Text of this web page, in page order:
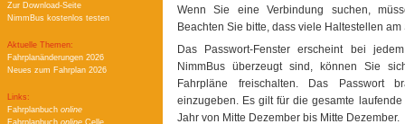
Zur Download-Seite
NimmBus kostenlos testen
Aktuelle Themen:
Fahrplanänderungen 2026
Neues zum Fahrplan 2026
Links:
Fahrplanbuch online
Fahrplanbuch online Celle
Wenn Sie eine Verbindung suchen,
Beachten Sie bitte, dass viele Haltestellen
Das Passwort-Fenster erscheint bei
NimmBus überzeugt sind, können Sie
Fahrpläne freischalten. Das Passwort
einzugeben. Es gilt für die gesamte
Jahr von Mitte Dezember bis Mitte Dezember.